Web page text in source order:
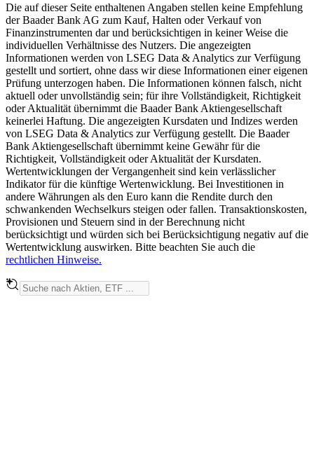
Die auf dieser Seite enthaltenen Angaben stellen keine Empfehlung
der Baader Bank AG zum Kauf, Halten oder Verkauf von
Finanzinstrumenten dar und berücksichtigen in keiner Weise die
individuellen Verhältnisse des Nutzers. Die angezeigten
Informationen werden von LSEG Data & Analytics zur Verfügung
gestellt und sortiert, ohne dass wir diese Informationen einer eigenen
Prüfung unterzogen haben. Die Informationen können falsch, nicht
aktuell oder unvollständig sein; für ihre Vollständigkeit, Richtigkeit
oder Aktualität übernimmt die Baader Bank Aktiengesellschaft
keinerlei Haftung. Die angezeigten Kursdaten und Indizes werden
von LSEG Data & Analytics zur Verfügung gestellt. Die Baader
Bank Aktiengesellschaft übernimmt keine Gewähr für die
Richtigkeit, Vollständigkeit oder Aktualität der Kursdaten.
Wertentwicklungen der Vergangenheit sind kein verlässlicher
Indikator für die künftige Wertenwicklung. Bei Investitionen in
andere Währungen als den Euro kann die Rendite durch den
schwankenden Wechselkurs steigen oder fallen. Transaktionskosten,
Provisionen und Steuern sind in der Berechnung nicht
berücksichtigt und würden sich bei Berücksichtigung negativ auf die
Wertentwicklung auswirken. Bitte beachten Sie auch die
rechtlichen Hinweise.